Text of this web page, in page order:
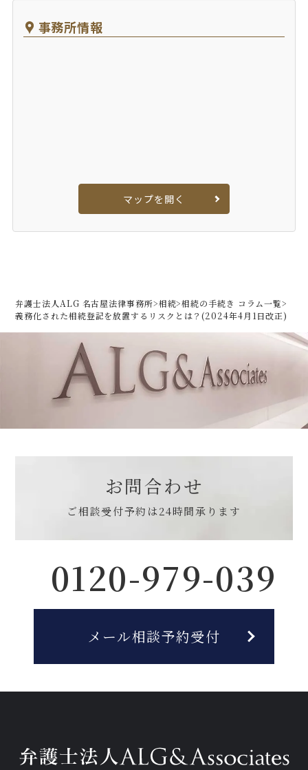
事務所情報
マップを開く
弁護士法人ALG 名古屋法律事務所>相続>相続の手続き コラム一覧>
義務化された相続登記を放置するリスクとは？(2024年4月1日改正)
お問合わせ
ご相談受付予約は24時間承ります
0120-979-039
メール相談予約受付